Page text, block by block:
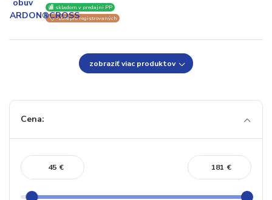
🏬 skladom v predajni PP
🏷️ -10% pre registrovaných
zobraziť viac produktov
Cena:
€ €